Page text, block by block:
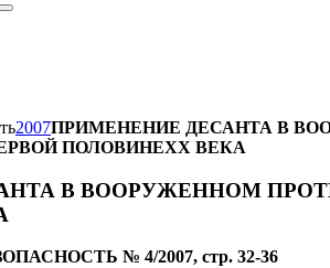
2007ПРИМЕНЕНИЕ ДЕСАНТА В
ПОЛОВИНЕХХ ВЕКА
В ВООРУЖЕННОМ
№ 4/2007, стр. 32-36